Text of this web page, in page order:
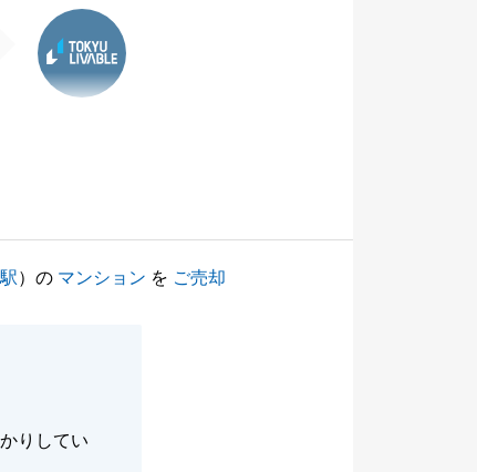
）の マンション を ご売却
りしてい